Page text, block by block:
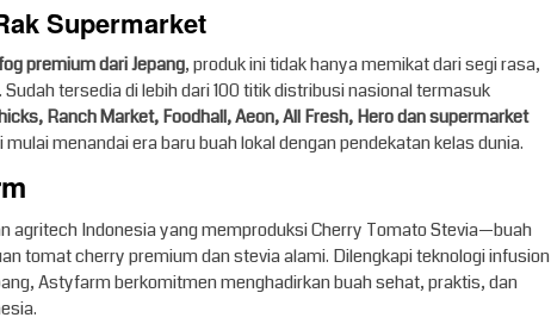
Supermarket
premium dari Jepang, produk ini tidak hanya memikat dari segi rasa,
tersedia di lebih dari 100 titik distribusi nasional termasuk
Ranch Market, Foodhall, Aeon, All Fresh, Hero dan supermarket
menandai era baru buah lokal dengan pendekatan kelas dunia.
agritech Indonesia yang memproduksi Cherry Tomato Stevia—buah
tomat cherry premium dan stevia alami. Dilengkapi teknologi infusion
Astyfarm berkomitmen menghadirkan buah sehat, praktis, dan